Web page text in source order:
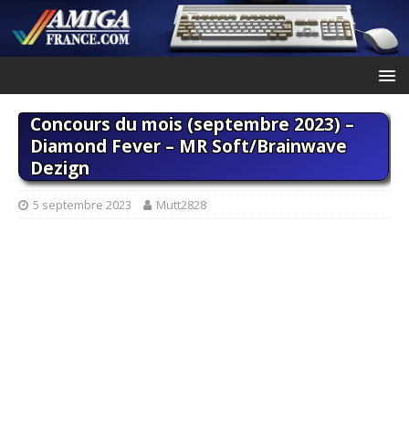
Concours du mois (septembre 2023) –
Diamond Fever – MR Soft/Brainwave
Dezign
5 septembre 2023 Mutt2828